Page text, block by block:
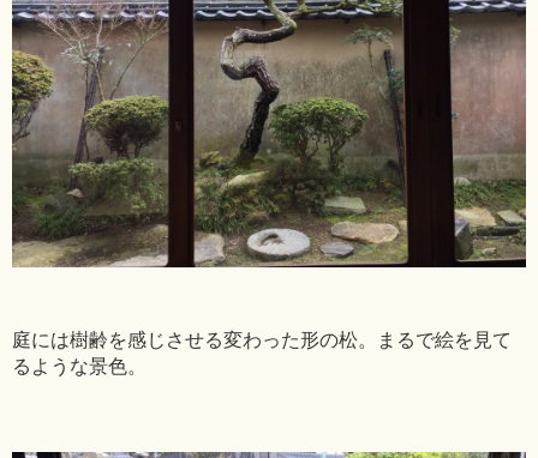
庭には樹齢を感じさせる変わった形の松。まるで絵を見て
るような景色。